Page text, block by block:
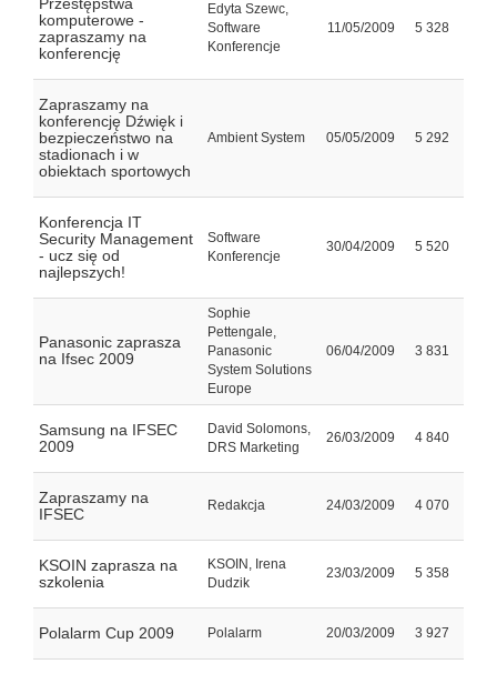
Przestępstwa
komputerowe -
zapraszamy na
konferencję
Edyta Szewc,
Software
Konferencje
11/05/2009 5 328
Zapraszamy na
konferencję Dźwięk i
bezpieczeństwo na
stadionach i w
obiektach sportowych
Ambient System 05/05/2009 5 292
Konferencja IT
Security Management
- ucz się od
najlepszych!
Software
Konferencje
30/04/2009 5 520
Panasonic zaprasza
na Ifsec 2009
Sophie
Pettengale,
Panasonic
System Solutions
Europe
06/04/2009 3 831
Samsung na IFSEC
2009
David Solomons,
DRS Marketing
26/03/2009 4 840
Zapraszamy na
IFSEC
Redakcja 24/03/2009 4 070
KSOIN zaprasza na
szkolenia
KSOIN, Irena
Dudzik
23/03/2009 5 358
Polalarm Cup 2009 Polalarm 20/03/2009 3 927